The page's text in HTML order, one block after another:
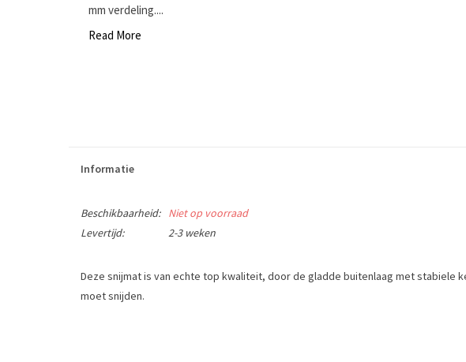
mm verdeling....
Read More
Informatie
Beschikbaarheid:
Niet op voorraad
Levertijd:
2-3 weken
Deze snijmat is van echte top kwaliteit, door de gladde buitenlaag met stabiele
moet snijden.